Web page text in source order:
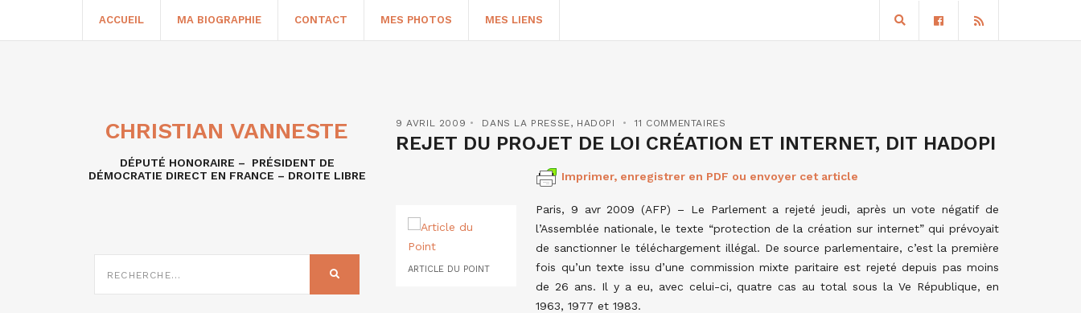
ACCUEIL MA BIOGRAPHIE CONTACT MES PHOTOS MES LIENS
9 AVRIL 2009 DANS LA PRESSE, HADOPI 11 COMMENTAIRES
REJET DU PROJET DE LOI CRÉATION ET INTERNET, DIT HADOPI
Imprimer, enregistrer en PDF ou envoyer cet article
ARTICLE DU POINT
Paris, 9 avr 2009 (AFP) – Le Parlement a rejeté jeudi, après un vote négatif de
l’Assemblée nationale, le texte “protection de la création sur internet” qui prévoyait
de sanctionner le téléchargement illégal. De source parlementaire, c’est la première
fois qu’un texte issu d’une commission mixte paritaire est rejeté depuis pas moins
de 26 ans. Il y a eu, avec celui-ci, quatre cas au total sous la Ve République, en
1963, 1977 et 1983.
CHRISTIAN VANNESTE
DÉPUTÉ HONORAIRE – PRÉSIDENT DE
DÉMOCRATIE DIRECT EN FRANCE – DROITE LIBRE
SUR